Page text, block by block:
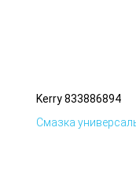
Kerry 833886894
Смазка